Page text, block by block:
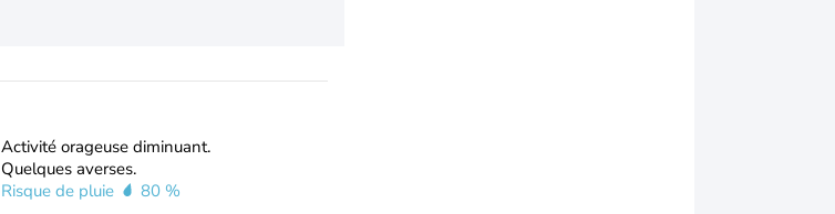
Activité orageuse diminuant.
Quelques averses.
Risque de pluie
80 %